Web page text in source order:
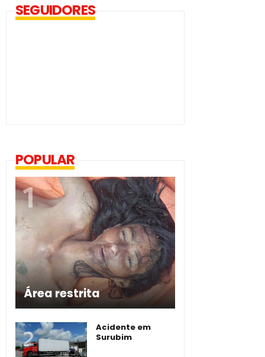
SEGUIDORES
POPULAR
Área restrita
Acidente em
Surubim